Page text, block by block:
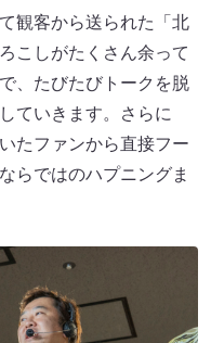
観客から送られた「北
こしがたくさん余って
、たびたびトークを脱
ていきます。さらに
たファンから直接フー
らではのハプニングま